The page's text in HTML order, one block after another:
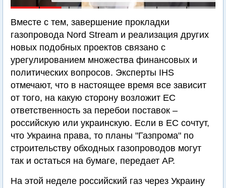
Вместе с тем, завершение прокладки
газопровода Nord Stream и реализация других
новых подобных проектов связано с
урегулированием множества финансовых и
политических вопросов. Эксперты IHS
отмечают, что в настоящее время все зависит
от того, на какую сторону возложит ЕС
ответственность за перебои поставок –
российскую или украинскую. Если в ЕС сочтут,
что Украина права, то планы "Газпрома" по
строительству обходных газопроводов могут
так и остаться на бумаге, передает АР.
На этой неделе российский газ через Украину